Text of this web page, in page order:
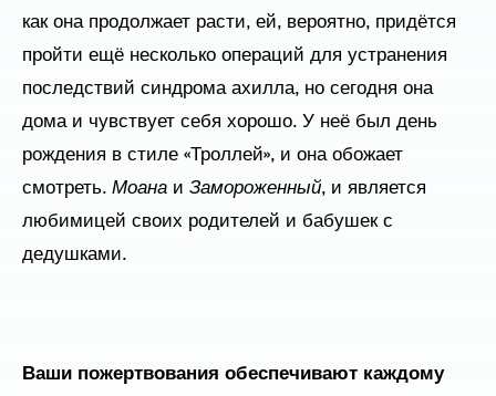
как она продолжает расти, ей, вероятно, придётся
пройти ещё несколько операций для устранения
последствий синдрома ахилла, но сегодня она
дома и чувствует себя хорошо. У неё был день
рождения в стиле «Троллей», и она обожает
смотреть. Моана и Замороженный, и является
любимицей своих родителей и бабушек с
дедушками.
Ваши пожертвования обеспечивают каждому